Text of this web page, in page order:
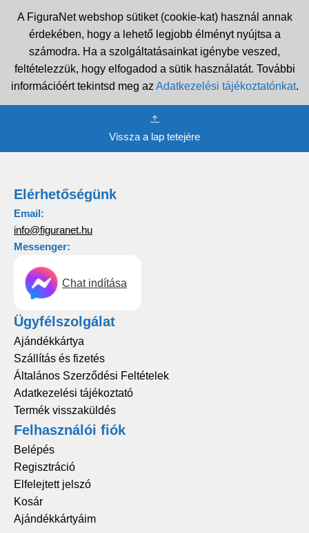
A FiguraNet webshop sütiket (cookie-kat) használ annak
érdekében, hogy a lehető legjobb élményt nyújtsa a
számodra. Ha a szolgáltatásainkat igénybe veszed,
feltételezzük, hogy elfogadod a sütik használatát. További
információért tekintsd meg az Adatkezelési tájékoztatónkat.
Vissza a lap tetejére
Elérhetőségünk
Email:
info@figuranet.hu
Messenger:
Chat indítása
Ügyfélszolgálat
Ajándékkártya
Szállítás és fizetés
Általános Szerződési Feltételek
Adatkezelési tájékoztató
Termék visszaküldés
Felhasználói fiók
Belépés
Regisztráció
Elfelejtett jelszó
Kosár
Ajándékkártyáim